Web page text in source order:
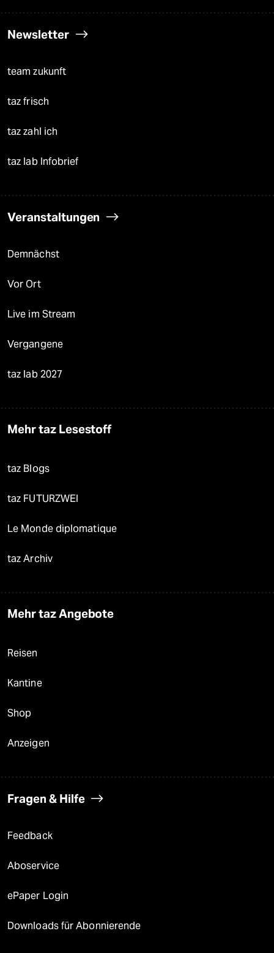
Newsletter
team zukunft
taz frisch
taz zahl ich
taz lab Infobrief
Veranstaltungen
Demnächst
Vor Ort
Live im Stream
Vergangene
taz lab 2027
Mehr taz Lesestoff
taz Blogs
taz FUTURZWEI
Le Monde diplomatique
taz Archiv
Mehr taz Angebote
Reisen
Kantine
Shop
Anzeigen
Fragen & Hilfe
Feedback
Aboservice
ePaper Login
Downloads für Abonnierende